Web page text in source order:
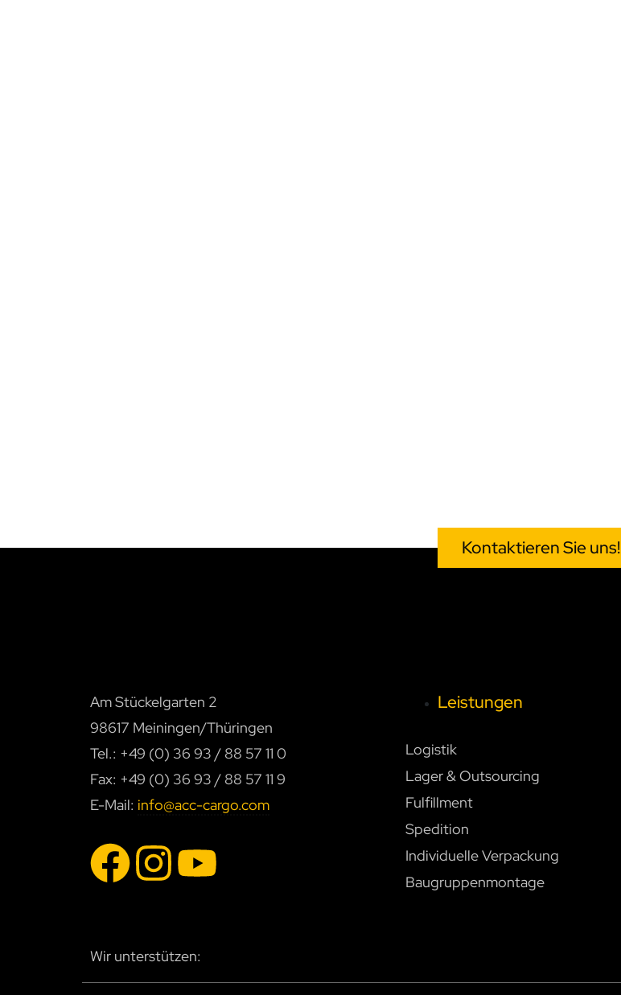
Kontaktieren Sie uns!
Am Stückelgarten 2
98617 Meiningen/Thüringen
Tel.: +49 (0) 36 93 / 88 57 11 0
Fax: +49 (0) 36 93 / 88 57 11 9
E-Mail: info@acc-cargo.com
Leistungen
Logistik
Lager & Outsourcing
Fulfillment
Spedition
Individuelle Verpackung
Baugruppenmontage
Wir unterstützen: